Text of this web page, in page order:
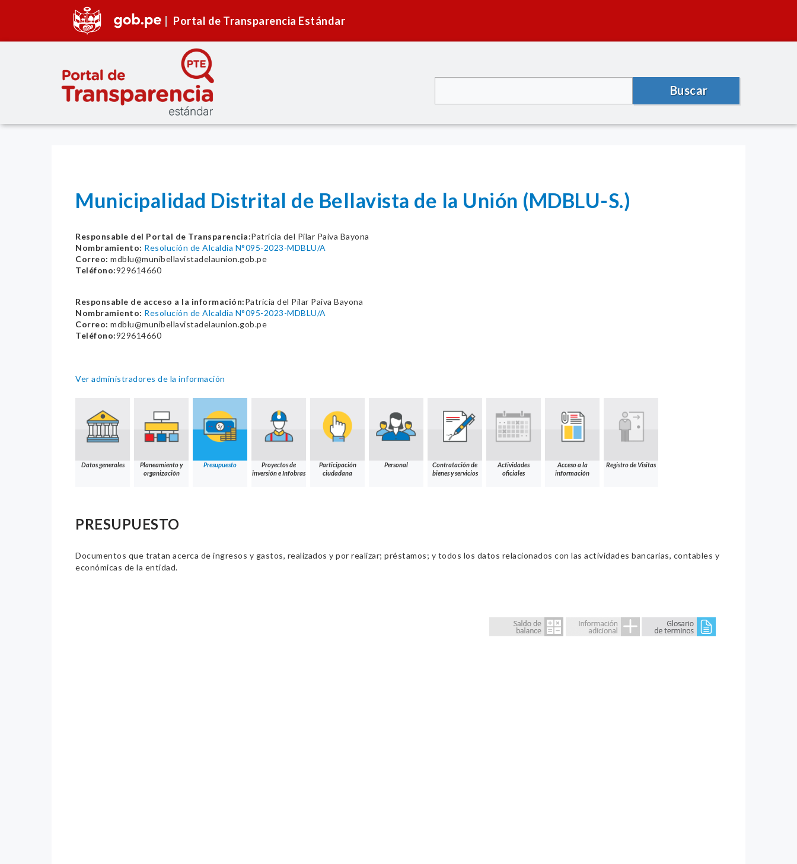
Portal de Transparencia Estándar
Buscar
Municipalidad Distrital de Bellavista de la Unión (MDBLU-S.)
Responsable del Portal de Transparencia:Patricia del Pilar Paiva Bayona
Nombramiento: Resolución de Alcaldia N°095-2023-MDBLU/A
Correo: mdblu@munibellavistadelaunion.gob.pe
Teléfono:929614660
Responsable de acceso a la información:Patricia del Pilar Paiva Bayona
Nombramiento: Resolución de Alcaldia N°095-2023-MDBLU/A
Correo: mdblu@munibellavistadelaunion.gob.pe
Teléfono:929614660
Ver administradores de la información
Datos generales
Planeamiento y
organización
Presupuesto
Proyectos de
inversión e Infobras
Participación
ciudadana
Personal
Contratación de
bienes y servicios
Actividades
oficiales
Acceso a la
información
Registro de Visitas
PRESUPUESTO
Documentos que tratan acerca de ingresos y gastos, realizados y por realizar; préstamos; y todos los datos relacionados con las actividades bancarias, contables y
económicas de la entidad.